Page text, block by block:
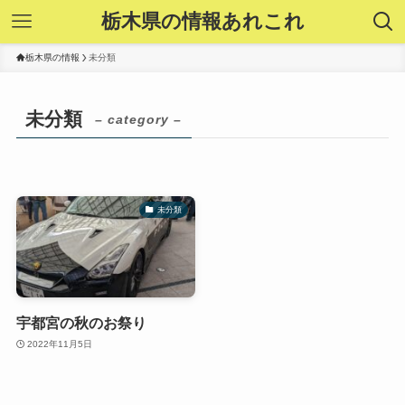
栃木県の情報あれこれ
栃木県の情報 未分類
未分類 – category –
未分類
宇都宮の秋のお祭り
2022年11月5日